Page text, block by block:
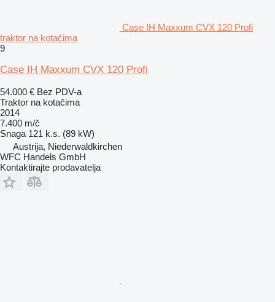
Case IH Maxxum CVX 120 Profi
traktor na kotačima
9
Case IH Maxxum CVX 120 Profi
54.000 € Bez PDV-a
Traktor na kotačima
2014
7.400 m/č
Snaga 121 k.s. (89 kW)
Austrija, Niederwaldkirchen
WFC Handels GmbH
Kontaktirajte prodavatelja